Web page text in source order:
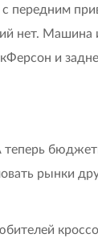
с передним
нет. Машина
и
теперь
рынки